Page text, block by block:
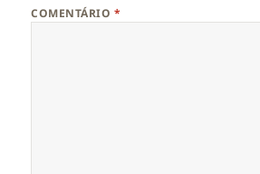
COMENTÁRIO *